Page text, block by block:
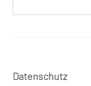
Datenschutz